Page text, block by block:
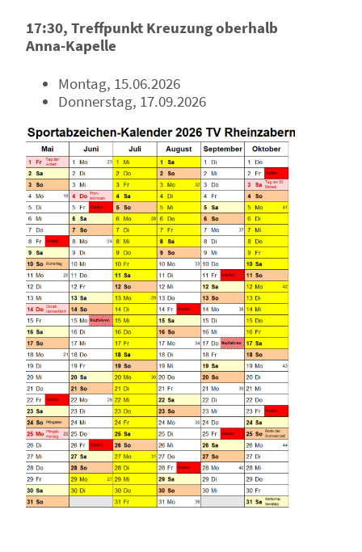
17:30, Treffpunkt Kreuzung oberhalb
Anna-Kapelle
Montag, 15.06.2026
Donnerstag, 17.09.2026